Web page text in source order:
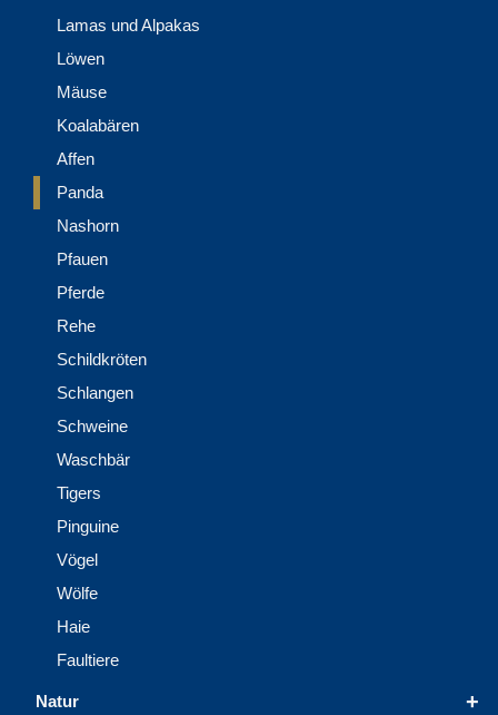
Lamas und Alpakas
Löwen
Mäuse
Koalabären
Affen
Panda
Nashorn
Pfauen
Pferde
Rehe
Schildkröten
Schlangen
Schweine
Waschbär
Tigers
Pinguine
Vögel
Wölfe
Haie
Faultiere
+
Natur